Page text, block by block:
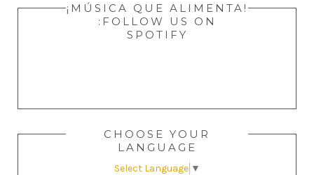
¡MÚSICA QUE ALIMENTA!
:FOLLOW US ON
SPOTIFY
CHOOSE YOUR
LANGUAGE
Select Language ▼